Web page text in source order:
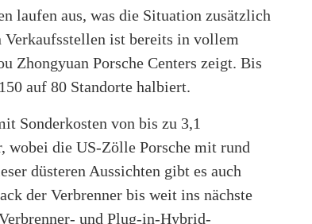
laufen aus, was die Situation zusätzlich
ist bereits in vollem
Zhongyuan Porsche Centers zeigt. Bis
auf 80 Standorte halbiert.
Sonderkosten von bis zu 3,1
wobei die US-Zölle Porsche mit rund
düsteren Aussichten gibt es auch
der Verbrenner bis weit ins nächste
und Plug-in-Hybrid-